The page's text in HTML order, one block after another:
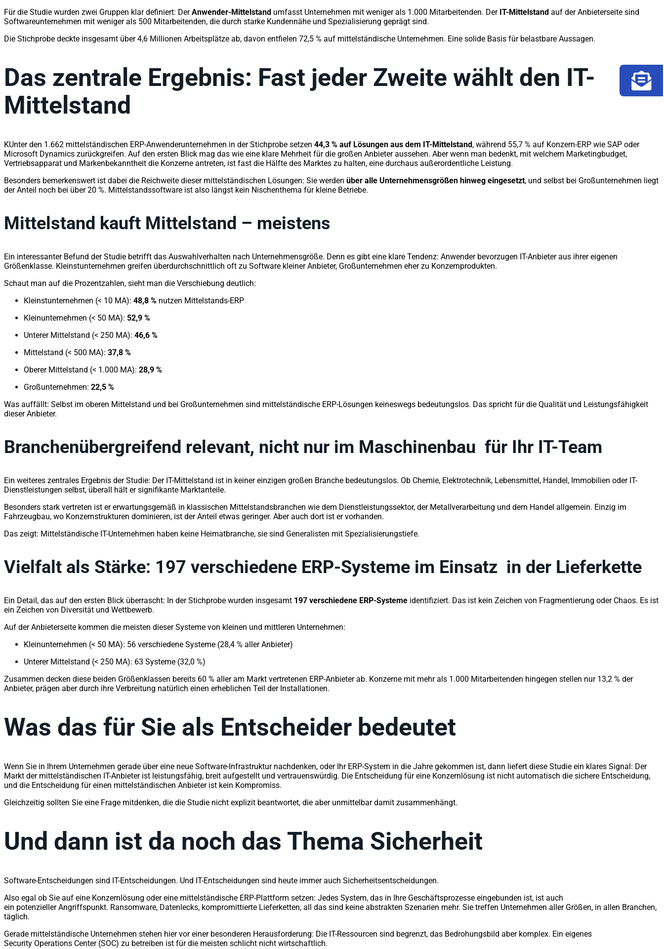
Für die Studie wurden zwei Gruppen klar definiert: DerAnwender-Mittelstand umfasst Unternehmen mit weniger als 1.000 Mitarbeitenden. Der IT-Mittelstand auf der Anbieterseite sind
Softwareunternehmen mit weniger als 500 Mitarbeitenden, die durch starke Kundennähe und Spezialisierung geprägt sind.
Die Stichprobe deckte insgesamt über 4,6 Millionen Arbeitsplätze ab, davon entfielen 72,5 % auf mittelständische Unternehmen. Eine solide Basis für belastbare Aussagen.
Das zentrale Ergebnis: Fast jeder Zweite wählt den IT-
Mittelstand
KUnter den 1.662 mittelständischen ERP-Anwenderunternehmen in der Stichprobe setzen 44,3 % auf Lösungen aus dem IT-Mittelstand, während 55,7 % auf Konzern-ERP wie SAP oder
Microsoft Dynamics zurückgreifen. Auf den ersten Blick mag das wie eine klare Mehrheit für die großen Anbieter aussehen. Aber wenn man bedenkt, mit welchem Marketingbudget,
Vertriebsapparat und Markenbekanntheit die Konzerne antreten, ist fast die Hälfte des Marktes zu halten, eine durchaus außerordentliche Leistung.
Besonders bemerkenswert ist dabei die Reichweite dieser mittelständischen Lösungen: Sie werden über alle Unternehmensgrößen hinweg eingesetzt, und selbst bei Großunternehmen liegt
der Anteil noch bei über 20 %. Mittelstandssoftware ist also längst kein Nischenthema für kleine Betriebe.
Mittelstand kauft Mittelstand – meistens
Ein interessanter Befund der Studie betrifft das Auswahlverhalten nach Unternehmensgröße. Denn es gibt eine klare Tendenz: Anwender bevorzugen IT-Anbieter aus ihrer eigenen
Größenklasse. Kleinstunternehmen greifen überdurchschnittlich oft zu Software kleiner Anbieter, Großunternehmen eher zu Konzernprodukten.
Schaut man auf die Prozentzahlen, sieht man die Verschiebung deutlich:
Kleinstunternehmen (< 10 MA): 48,8 % nutzen Mittelstands-ERP
Kleinunternehmen (< 50 MA): 52,9 %
Unterer Mittelstand (< 250 MA): 46,6 %
Mittelstand (< 500 MA): 37,8 %
Oberer Mittelstand (< 1.000 MA): 28,9 %
Großunternehmen: 22,5 %
Was auffällt: Selbst im oberen Mittelstand und bei Großunternehmen sind mittelständische ERP-Lösungen keineswegs bedeutungslos. Das spricht für die Qualität und Leistungsfähigkeit
dieser Anbieter.
Branchenübergreifend relevant, nicht nur im Maschinenbau für Ihr IT-Team
Ein weiteres zentrales Ergebnis der Studie: Der IT-Mittelstand ist in keiner einzigen großen Branche bedeutungslos. Ob Chemie, Elektrotechnik, Lebensmittel, Handel, Immobilien oder IT-
Dienstleistungen selbst, überall hält er signifikante Marktanteile.
Besonders stark vertreten ist er erwartungsgemäß in klassischen Mittelstandsbranchen wie dem Dienstleistungssektor, der Metallverarbeitung und dem Handel allgemein. Einzig im
Fahrzeugbau, wo Konzernstrukturen dominieren, ist der Anteil etwas geringer. Aber auch dort ist er vorhanden.
Das zeigt: Mittelständische IT-Unternehmen haben keine Heimatbranche, sie sind Generalisten mit Spezialisierungstiefe.
Vielfalt als Stärke: 197 verschiedene ERP-Systeme im Einsatz in der Lieferkette
Ein Detail, das auf den ersten Blick überrascht: In der Stichprobe wurden insgesamt 197 verschiedene ERP-Systeme identifiziert. Das ist kein Zeichen von Fragmentierung oder Chaos. Es ist
ein Zeichen von Diversität und Wettbewerb.
Auf der Anbieterseite kommen die meisten dieser Systeme von kleinen und mittleren Unternehmen:
Kleinunternehmen (< 50 MA): 56 verschiedene Systeme (28,4 % aller Anbieter)
Unterer Mittelstand (< 250 MA): 63 Systeme (32,0 %)
Zusammen decken diese beiden Größenklassen bereits 60 % aller am Markt vertretenen ERP-Anbieter ab. Konzerne mit mehr als 1.000 Mitarbeitenden hingegen stellen nur 13,2 % der
Anbieter, prägen aber durch ihre Verbreitung natürlich einen erheblichen Teil der Installationen.
Was das für Sie als Entscheider bedeutet
Wenn Sie in Ihrem Unternehmen gerade über eine neue Software-Infrastruktur nachdenken, oder Ihr ERP-System in die Jahre gekommen ist, dann liefert diese Studie ein klares Signal: Der
Markt der mittelständischen IT-Anbieter ist leistungsfähig, breit aufgestellt und vertrauenswürdig. Die Entscheidung für eine Konzernlösung ist nicht automatisch die sichere Entscheidung,
und die Entscheidung für einen mittelständischen Anbieter ist kein Kompromiss.
Gleichzeitig sollten Sie eine Frage mitdenken, die die Studie nicht explizit beantwortet, die aber unmittelbar damit zusammenhängt.
Und dann ist da noch das Thema Sicherheit
Software-Entscheidungen sind IT-Entscheidungen. Und IT-Entscheidungen sind heute immer auch Sicherheitsentscheidungen.
Also egal ob Sie auf eine Konzernlösung oder eine mittelständische ERP-Plattform setzen: Jedes System, das in Ihre Geschäftsprozesse eingebunden ist, ist auch
ein potenzieller Angriffspunkt. Ransomware, Datenlecks, kompromittierte Lieferketten, all das sind keine abstrakten Szenarien mehr. Sie treffen Unternehmen aller Größen, in allen Branchen,
täglich.
Gerade mittelständische Unternehmen stehen hier vor einer besonderen Herausforderung: Die IT-Ressourcen sind begrenzt, das Bedrohungsbild aber komplex. Ein eigenes
Security Operations Center (SOC) zu betreiben ist für die meisten schlicht nicht wirtschaftlich.